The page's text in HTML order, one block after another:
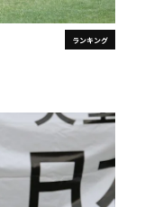
ランキング